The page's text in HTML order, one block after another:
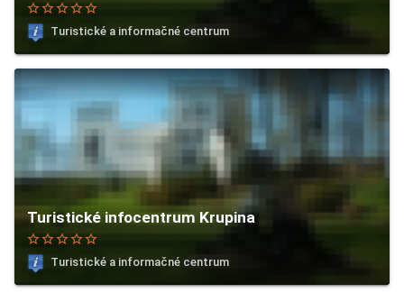
star_borderstar_borderstar_borderstar_borderstar_border
Turistické a informačné centrum
Turistické infocentrum Krupina
star_borderstar_borderstar_borderstar_borderstar_border
Turistické a informačné centrum